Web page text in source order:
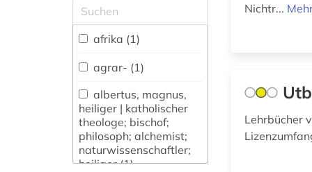
Allgemeine und
vergleichende Sprach-
und
Literaturwissenschaft.
Indogermanistik.
Außereuropäische
Sprachen und
Literaturen (79)
Anglistik.
Amerikanistik (42)
afrika (1)
agrar- (1)
albertus, magnus,
heiliger | katholischer
theologe; bischof;
philosoph; alchemist;
naturwissenschaftler;
heiliger (1)
Nichtr...
Lehrbücher